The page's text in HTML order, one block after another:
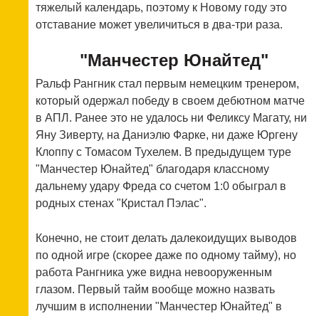
тяжелый календарь, поэтому к Новому году это
отставание может увеличиться в два-три раза.
"Манчестер Юнайтед"
Ральф Рангник стал первым немецким тренером,
который одержал победу в своем дебютном матче
в АПЛ. Ранее это не удалось ни Феликсу Магату, ни
Яну Зиверту, на Даниэлю Фарке, ни даже Юргену
Клоппу с Томасом Тухелем. В предыдущем туре
"Манчестер Юнайтед" благодаря классному
дальнему удару Фреда со счетом 1:0 обыграл в
родных стенах "Кристал Пэлас".
Конечно, не стоит делать далекоидущих выводов
по одной игре (скорее даже по одному тайму), но
работа Рангника уже видна невооруженным
глазом. Первый тайм вообще можно назвать
лучшим в исполнении "Манчестер Юнайтед" в